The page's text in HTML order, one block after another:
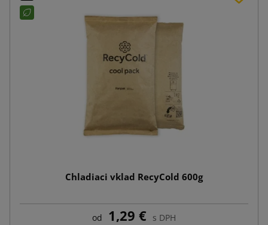
Chladiaci vklad RecyCold 600g
od 1,29 € s DPH